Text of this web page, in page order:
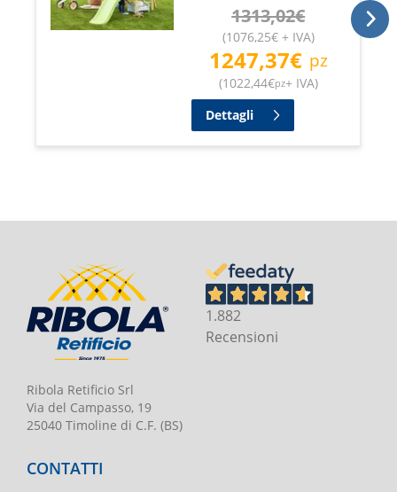
1313,02€
(1076,25€+ IVA)
1247,37€ pz
(1022,44€pz+ IVA)
Dettagli
Ribola Retificio Srl
Via del Campasso, 19
25040 Timoline di C.F. (BS)
1.882
Recensioni
CONTATTI